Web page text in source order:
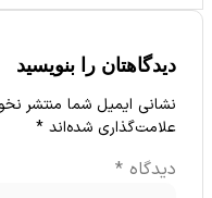
را بنویسید
ایمیل شما منتشر نخواهد شد.
شده‌اند *
*